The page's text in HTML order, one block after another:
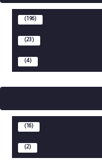
(196)
(23)
(4)
(16)
(2)